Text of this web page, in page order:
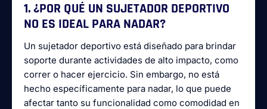
1. ¿POR QUÉ UN SUJETADOR DEPORTIVO
NO ES IDEAL PARA NADAR?
Un sujetador deportivo está diseñado para brindar
soporte durante actividades de alto impacto, como
correr o hacer ejercicio. Sin embargo, no está
hecho específicamente para nadar, lo que puede
afectar tanto su funcionalidad como comodidad en